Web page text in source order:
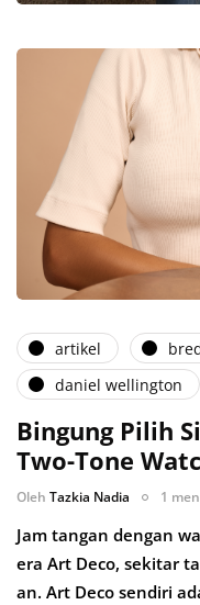
artikel
daniel wellington
Bingung Pilih
Two-Tone
Oleh Tazkia Nadia 1
Jam tangan dengan
era Art Deco, sekitar
an. Art Deco sendiri